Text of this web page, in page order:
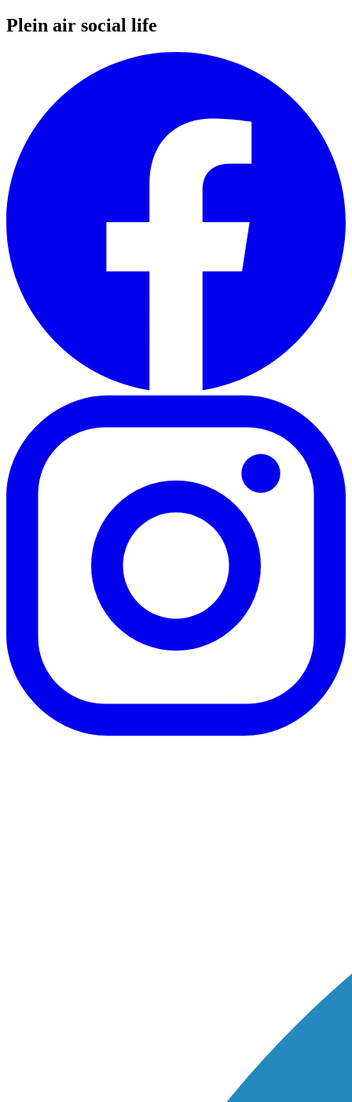
Plein air social life